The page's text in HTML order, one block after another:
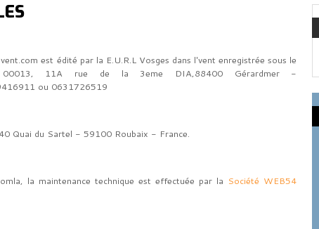
est édité par la E.U.R.L Vosges dans l'vent enregistrée sous le
11A rue de la 3eme DIA,88400 Gérardmer -
ou 0631726519
Quai du Sartel - 59100 Roubaix - France.
la maintenance technique est effectuée par la Société WEB54